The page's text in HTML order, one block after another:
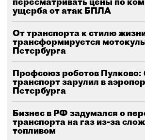
ущерба от атак БПЛА
От транспорта к стилю
трансформируется
Петербурга
Профсоюз роботов Пулково:
транспорт зарулил в
Петербурга
Бизнес в РФ задумался о
транспорта на газ из-за
топливом